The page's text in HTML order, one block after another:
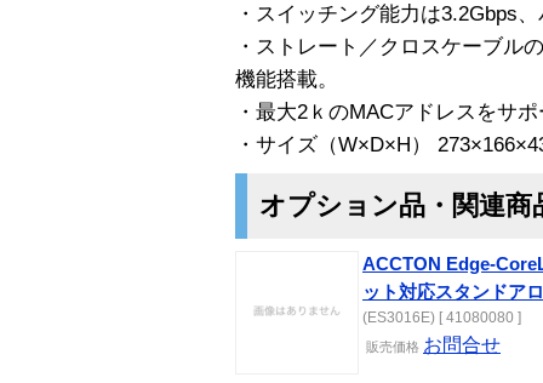
・スイッチング能力は3.2Gbps
・ストレート／クロスケーブル
機能搭載。
・最大2ｋのMACアドレスをサ
・サイズ（W×D×H）
オプション品・関連商
ACCTON Edge-
ット対応スタンドア
(ES3016E) [ 41080080 ]
販売価格 お問合せ